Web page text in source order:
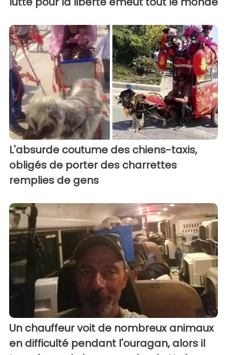
L'absurde coutume des chiens-taxis,
obligés de porter des charrettes
remplies de gens
Un chauffeur voit de nombreux animaux
en difficulté pendant l'ouragan, alors il